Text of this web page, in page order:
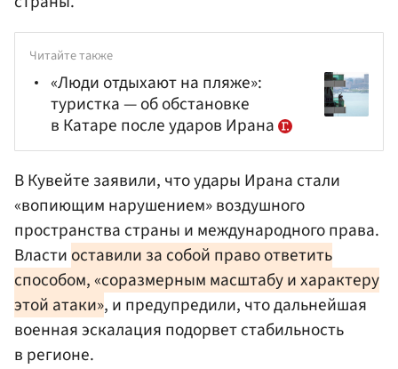
Читайте также
«Люди отдыхают на пляже»:
туристка — об обстановке
в Катаре после ударов Ирана
В Кувейте заявили, что удары Ирана стали
«вопиющим нарушением» воздушного
пространства страны и международного права.
Власти оставили за собой право ответить
способом, «соразмерным масштабу и характеру
этой атаки», и предупредили, что дальнейшая
военная эскалация подорвет стабильность
в регионе.